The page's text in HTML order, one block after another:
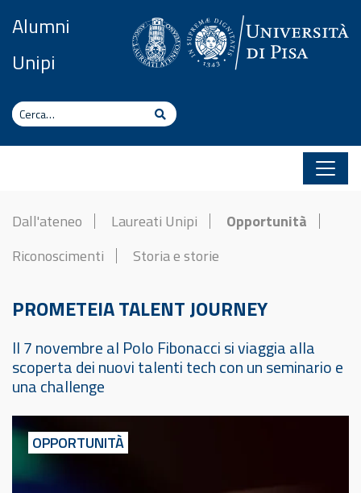
Alumni
Unipi
Cerca Cerca
Dall'ateneo Laureati Unipi
Opportunità
Riconoscimenti
Storia e storie
PROMETEIA TALENT JOURNEY
Il 7 novembre al Polo Fibonacci si viaggia alla
scoperta dei nuovi talenti tech con un seminario e
una challenge
OPPORTUNITÀ